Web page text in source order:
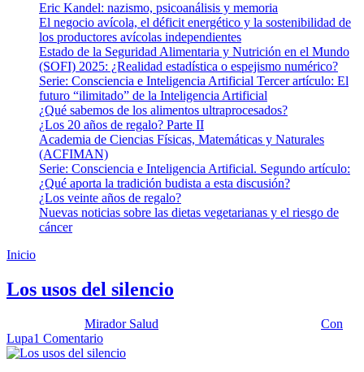
Eric Kandel: nazismo, psicoanálisis y memoria
El negocio avícola, el déficit energético y la sostenibilidad de
los productores avícolas independientes
Estado de la Seguridad Alimentaria y Nutrición en el Mundo
(SOFI) 2025: ¿Realidad estadística o espejismo numérico?
Serie: Consciencia e Inteligencia Artificial Tercer artículo: El
futuro “ilimitado” de la Inteligencia Artificial
¿Qué sabemos de los alimentos ultraprocesados?
¿Los 20 años de regalo? Parte II
Academia de Ciencias Físicas, Matemáticas y Naturales
(ACFIMAN)
Serie: Consciencia e Inteligencia Artificial. Segundo artículo:
¿Qué aporta la tradición budista a esta discusión?
¿Los veinte años de regalo?
Nuevas noticias sobre las dietas vegetarianas y el riesgo de
cáncer
Inicio
Los usos del silencio
Mirador Salud
Con
Lupa1 Comentario